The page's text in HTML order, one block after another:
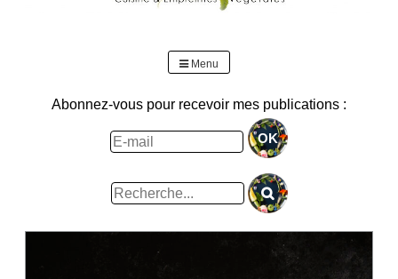
Menu
Abonnez-vous pour recevoir mes publications :
Rechercher
: